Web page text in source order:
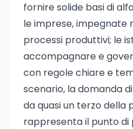
fornire solide basi di
le imprese, impegnate
processi produttivi; le
accompagnare e
con regole chiare e
scenario, la domanda
da quasi un terzo della
rappresenta il punto